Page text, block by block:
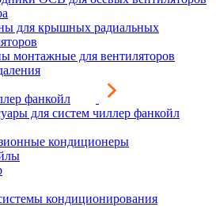
для крышных радиальных
монтажные для вентиляторов
фанкойл
для систем чиллер фанкойл
кондиционеры
кондиционирования